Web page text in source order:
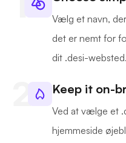
Vælg et navn,
det er nemt for
dit .desi-websted.
Keep it on-
Ved at vælge et
hjemmeside